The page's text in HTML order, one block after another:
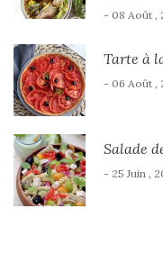
- 08 Août ,
Tarte à
- 06 Août ,
Salade
- 25 Juin ,